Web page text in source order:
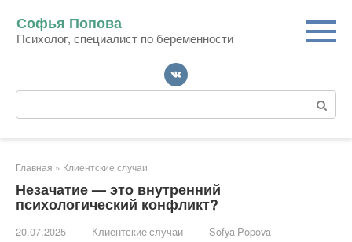
контенту
Софья Попова
Психолог, специалист по беременности
Поиск:
Главная » Клиентские случаи
Незачатие — это внутренний
психологический конфликт?
20.07.2025 Клиентские случаи Sofya Popova